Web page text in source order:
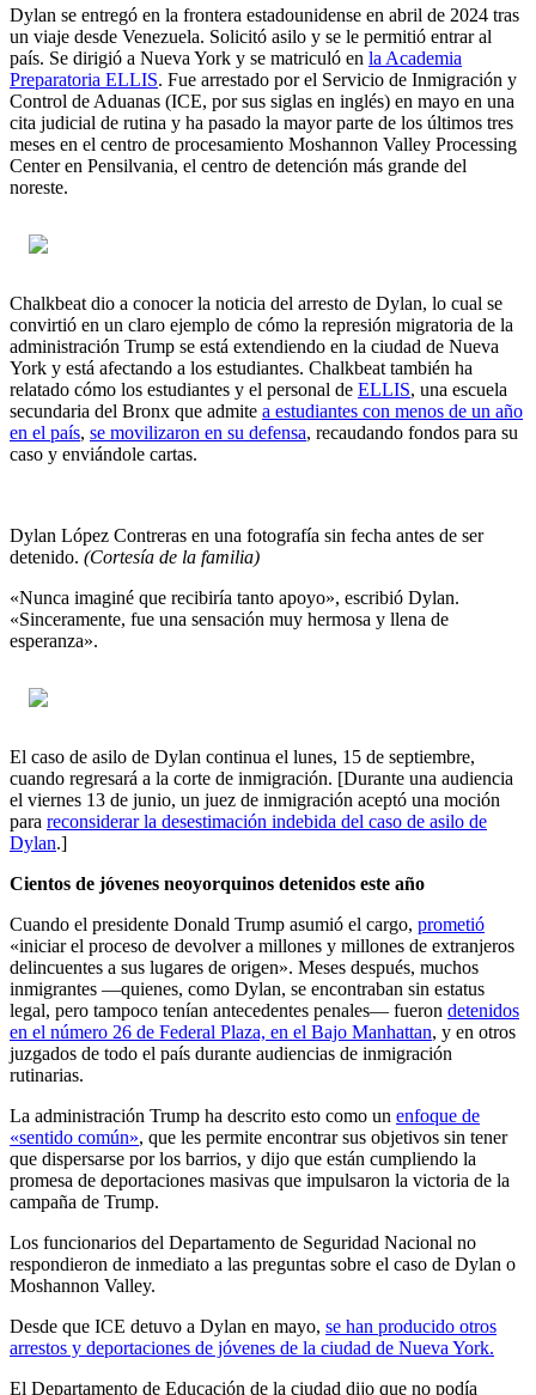
Dylan se entregó en la frontera estadounidense en abril de 2024 tras
un viaje desde Venezuela. Solicitó asilo y se le permitió entrar al
país. Se dirigió a Nueva York y se matriculó en la Academia
Preparatoria ELLIS. Fue arrestado por el Servicio de Inmigración y
Control de Aduanas (ICE, por sus siglas en inglés) en mayo en una
cita judicial de rutina y ha pasado la mayor parte de los últimos tres
meses en el centro de procesamiento Moshannon Valley Processing
Center en Pensilvania, el centro de detención más grande del
noreste.
Chalkbeat dio a conocer la noticia del arresto de Dylan, lo cual se
convirtió en un claro ejemplo de cómo la represión migratoria de la
administración Trump se está extendiendo en la ciudad de Nueva
York y está afectando a los estudiantes. Chalkbeat también ha
relatado cómo los estudiantes y el personal de ELLIS, una escuela
secundaria del Bronx que admite a estudiantes con menos de un año
en el país, se movilizaron en su defensa, recaudando fondos para su
caso y enviándole cartas.
Dylan López Contreras en una fotografía sin fecha antes de ser
detenido. (Cortesía de la familia)
«Nunca imaginé que recibiría tanto apoyo», escribió Dylan.
«Sinceramente, fue una sensación muy hermosa y llena de
esperanza».
El caso de asilo de Dylan continua el lunes, 15 de septiembre,
cuando regresará a la corte de inmigración. [Durante una audiencia
el viernes 13 de junio, un juez de inmigración aceptó una moción
para reconsiderar la desestimación indebida del caso de asilo de
Dylan.]
Cientos de jóvenes neoyorquinos detenidos este año
Cuando el presidente Donald Trump asumió el cargo, prometió
«iniciar el proceso de devolver a millones y millones de extranjeros
delincuentes a sus lugares de origen». Meses después, muchos
inmigrantes —quienes, como Dylan, se encontraban sin estatus
legal, pero tampoco tenían antecedentes penales— fueron detenidos
en el número 26 de Federal Plaza, en el Bajo Manhattan, y en otros
juzgados de todo el país durante audiencias de inmigración
rutinarias.
La administración Trump ha descrito esto como un enfoque de
«sentido común», que les permite encontrar sus objetivos sin tener
que dispersarse por los barrios, y dijo que están cumpliendo la
promesa de deportaciones masivas que impulsaron la victoria de la
campaña de Trump.
Los funcionarios del Departamento de Seguridad Nacional no
respondieron de inmediato a las preguntas sobre el caso de Dylan o
Moshannon Valley.
Desde que ICE detuvo a Dylan en mayo, se han producido otros
arrestos y deportaciones de jóvenes de la ciudad de Nueva York.
El Departamento de Educación de la ciudad dijo que no podía